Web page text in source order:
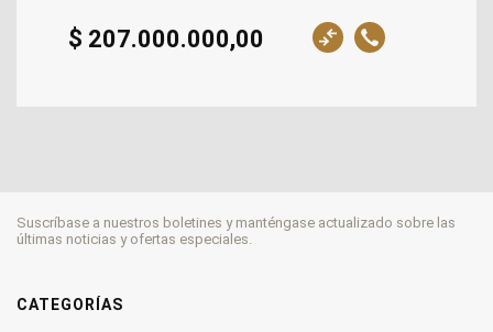
$ 207.000.000,00
Suscríbase a nuestros boletines y manténgase actualizado sobre las
últimas noticias y ofertas especiales.
CATEGORÍAS